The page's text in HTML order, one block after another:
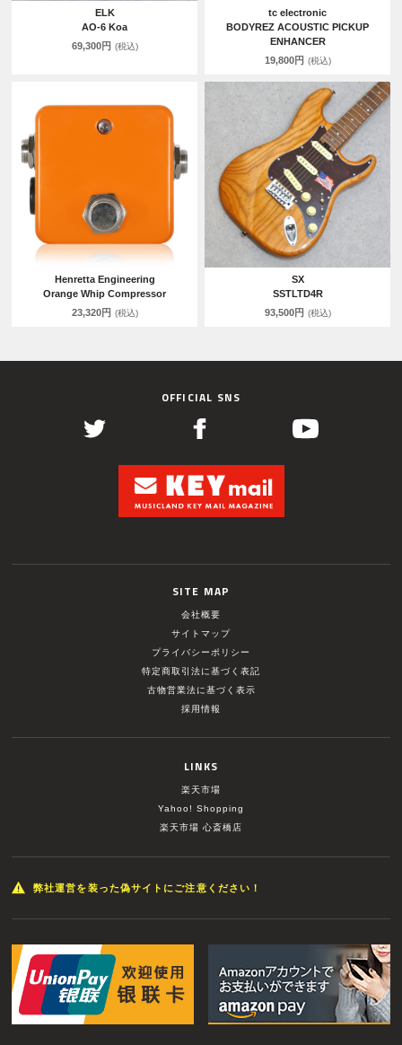
ELK
AO-6 Koa
69,300円 (税込)
tc electronic
BODYREZ ACOUSTIC PICKUP
ENHANCER
19,800円 (税込)
Henretta Engineering
Orange Whip Compressor
23,320円 (税込)
SX
SSTLTD4R
93,500円 (税込)
OFFICIAL SNS
SITE MAP
会社概要
サイトマップ
プライバシーポリシー
特定商取引法に基づく表記
古物営業法に基づく表示
採用情報
LINKS
楽天市場
Yahoo! Shopping
楽天市場 心斎橋店
弊社運営を装った偽サイトにご注意ください！